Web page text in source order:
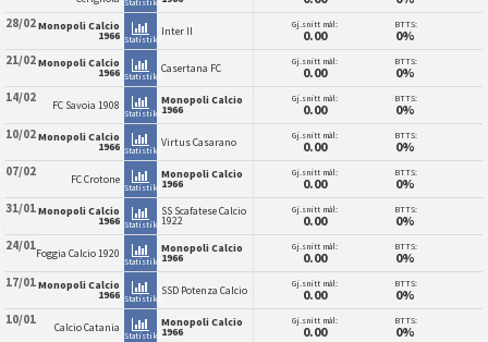
28/02Monopoli Calcio
1966 Statistikk
Inter II Gj.snitt mål:
0.00
BTTS:
0%
21/02Monopoli Calcio
1966 Statistikk
Casertana FC Gj.snitt mål:
0.00
BTTS:
0%
14/02 FC Savoia 1908
Statistikk
Monopoli Calcio
1966
Gj.snitt mål:
0.00
BTTS:
0%
10/02Monopoli Calcio
1966 Statistikk
Virtus Casarano Gj.snitt mål:
0.00
BTTS:
0%
07/02 FC Crotone
Statistikk
Monopoli Calcio
1966
Gj.snitt mål:
0.00
BTTS:
0%
31/01Monopoli Calcio
1966 Statistikk
SS Scafatese Calcio
1922
Gj.snitt mål:
0.00
BTTS:
0%
24/01Foggia Calcio 1920
Statistikk
Monopoli Calcio
1966
Gj.snitt mål:
0.00
BTTS:
0%
17/01Monopoli Calcio
1966 Statistikk
SSD Potenza Calcio Gj.snitt mål:
0.00
BTTS:
0%
10/01 Calcio Catania
Statistikk
Monopoli Calcio
1966
Gj.snitt mål:
0.00
BTTS:
0%